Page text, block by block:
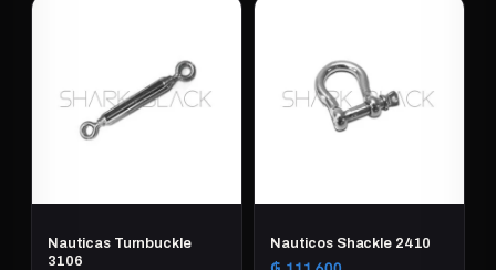
Nauticas Turnbuckle
3106
Nauticos Shackle 2410